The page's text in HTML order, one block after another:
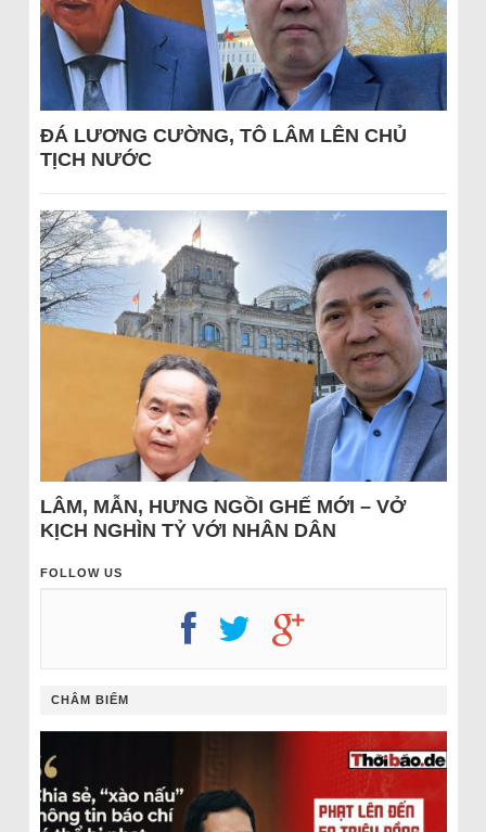
ĐÁ LƯƠNG CƯỜNG, TÔ LÂM LÊN CHỦ
TỊCH NƯỚC
LÂM, MẪN, HƯNG NGỒI GHẾ MỚI – VỞ
KỊCH NGHÌN TỶ VỚI NHÂN DÂN
FOLLOW US
CHÂM BIẾM